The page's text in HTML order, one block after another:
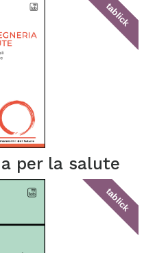
tablick
per la salute
tablick